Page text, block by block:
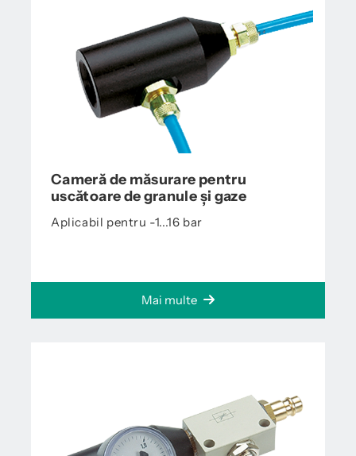
Cameră de măsurare pentru
uscătoare de granule și gaze
Aplicabil pentru -1...16 bar
Mai multe